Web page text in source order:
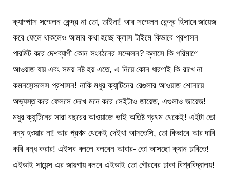
ক্যাম্পাস সম্মেলন কেন্দ্র না তো, তাইনা! আর সম্মেলন কেন্দ্র হিসাবে জায়েজ
করে ফেলে থাকলেও আমার কথা হচ্ছে ক্লাস টাইমে কিভাবে প্রশাসন
পারমিট করে দেশব্যাপী কোন সংগঠনের সম্মেলন? ক্লাসে কি পরিমাণে
আওয়াজ যায় এবং সময় নষ্ট হয় এতে, এ নিয়ে কোন ধারণাই কি রাখে না
কমনসেন্সলেস প্রশাসন! নাকি মধুর ক্যান্টিনের রেগুলার আওয়াজ শোনায়ে
অভ্যস্ত করে ফেলসে দেখে মনে করে সেইটাও জায়েজ, এগুলাও জায়েজ!
মধুর ক্যান্টিনের সারা বছরের আওয়াজে ভাই অতিষ্ট প্রথম থেকেই! এইটা তো
বন্ধ হওয়ার না! আর প্রথম থেকেই দেইখা আসতেসি, তো কিভাবে আর দাবি
করি বন্ধ করার! এইসব বললে বলবেন আবার- তো আসছো ক্যান ঢাবিতে!
এইডাই সায়েন্স এর জায়গায় বলবে এইডাই তো গৌরবের ঢাকা বিশ্ববিদ্যালয়!